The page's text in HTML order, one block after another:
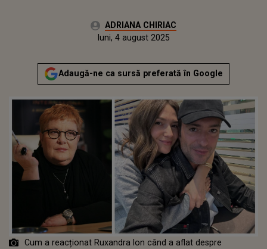
Autor:ADRIANA CHIRIAC
Actualizat:
luni, 4 august 2025
Adaugă-ne ca sursă preferată în Google
Cum a reacționat Ruxandra Ion când a aflat despre